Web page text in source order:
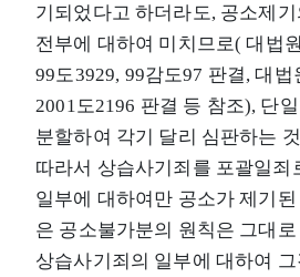
기되었다고 하더라도, 공소제
전부에 대하여 미치므로( 대법
99도3929, 99감도97 판결, 대법
2001도2196 판결 등 참조), 단
분할하여 각기 달리 심판하는
따라서 상습사기죄를 포괄일죄
일부에 대하여만 공소가 제기
은 공소불가분의 원칙은 그대
상습사기죄의 일부에 대하여